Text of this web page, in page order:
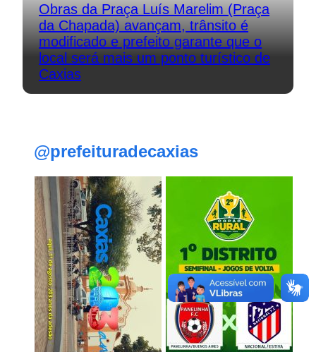
Obras da Praça Luís Marelim (Praça
da Chapada) avançam, trânsito é
modificado e prefeito garante que o
local será mais um ponto turístico de
Caxias
@prefeituradecaxias